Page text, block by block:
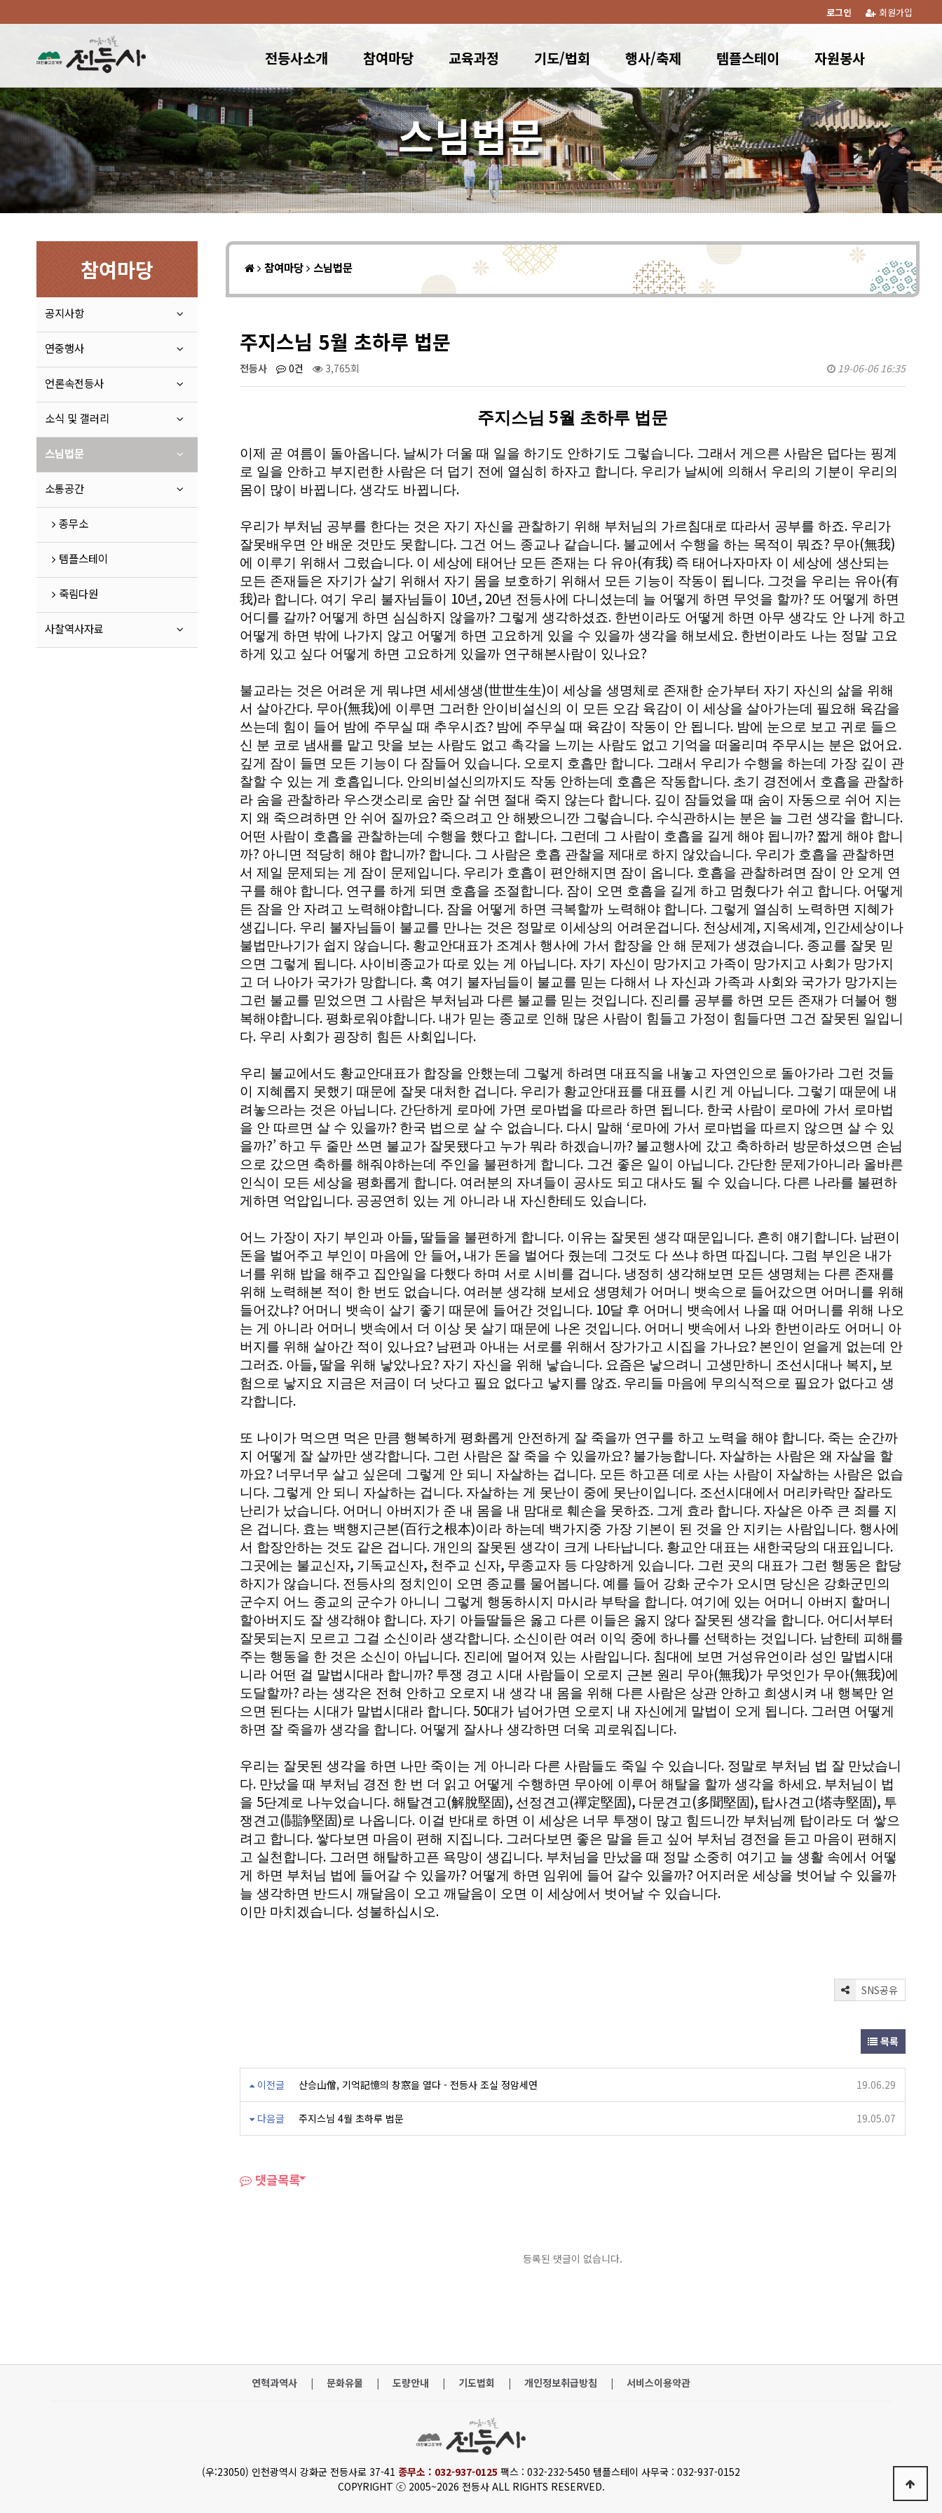
회원가입
로그인
전등사소개 참여마당 교육과정 기도/법회 행사/축제 템플스테이 자원봉사
스님법문
참여마당
공지사항
연중행사
언론속전등사
소식 및 갤러리
스님법문
소통공간
종무소
템플스테이
죽림다원
사찰역사자료
참여마당 스님법문
주지스님 5월 초하루 법문
전등사 0건 3,765회 19-06-06 16:35
주지스님 5월 초하루 법문
이제 곧 여름이 돌아옵니다. 날씨가 더울 때 일을 하기도 안하기도 그렇습니다. 그래서 게으른 사람은 덥다는 핑계
로 일을 안하고 부지런한 사람은 더 덥기 전에 열심히 하자고 합니다. 우리가 날씨에 의해서 우리의 기분이 우리의
몸이 많이 바뀝니다. 생각도 바뀝니다.
우리가 부처님 공부를 한다는 것은 자기 자신을 관찰하기 위해 부처님의 가르침대로 따라서 공부를 하죠. 우리가
잘못배우면 안 배운 것만도 못합니다. 그건 어느 종교나 같습니다. 불교에서 수행을 하는 목적이 뭐죠? 무아(無我)
에 이루기 위해서 그렀습니다. 이 세상에 태어난 모든 존재는 다 유아(有我) 즉 태어나자마자 이 세상에 생산되는
모든 존재들은 자기가 살기 위해서 자기 몸을 보호하기 위해서 모든 기능이 작동이 됩니다. 그것을 우리는 유아(有
我)라 합니다. 여기 우리 불자님들이 10년 , 20년 전등사에 다니셨는데 늘 어떻게 하면 무엇을 할까? 또 어떻게 하면
어디를 갈까? 어떻게 하면 심심하지 않을까? 그렇게 생각하셨죠. 한번이라도 어떻게 하면 아무 생각도 안 나게 하고
어떻게 하면 밖에 나가지 않고 어떻게 하면 고요하게 있을 수 있을까 생각을 해보세요. 한번이라도 나는 정말 고요
하게 있고 싶다 어떻게 하면 고요하게 있을까 연구해본사람이 있나요?
불교라는 것은 어려운 게 뭐냐면 세세생생(世世生生)이 세상을 생명체로 존재한 순가부터 자기 자신의 삶을 위해
서 살아간다. 무아(無我)에 이루면 그러한 안이비설신의 이 모든 오감 육감이 이 세상을 살아가는데 필요해 육감을
쓰는데 힘이 들어 밤에 주무실 때 추우시죠? 밤에 주무실 때 육감이 작동이 안 됩니다. 밤에 눈으로 보고 귀로 들으
신 분 코로 냄새를 맡고 맛을 보는 사람도 없고 촉각을 느끼는 사람도 없고 기억을 떠올리며 주무시는 분은 없어요.
깊게 잠이 들면 모든 기능이 다 잠들어 있습니다. 오로지 호흡만 합니다. 그래서 우리가 수행을 하는데 가장 깊이 관
찰할 수 있는 게 호흡입니다. 안의비설신의까지도 작동 안하는데 호흡은 작동합니다. 초기 경전에서 호흡을 관찰하
라 숨을 관찰하라 우스갯소리로 숨만 잘 쉬면 절대 죽지 않는다 합니다. 깊이 잠들었을 때 숨이 자동으로 쉬어 지는
지 왜 죽으려하면 안 쉬어 질까요? 죽으려고 안 해봤으니깐 그렇습니다. 수식관하시는 분은 늘 그런 생각을 합니다.
어떤 사람이 호흡을 관찰하는데 수행을 했다고 합니다. 그런데 그 사람이 호흡을 길게 해야 됩니까? 짧게 해야 합니
까? 아니면 적당히 해야 합니까? 합니다. 그 사람은 호흡 관찰을 제대로 하지 않았습니다. 우리가 호흡을 관찰하면
서 제일 문제되는 게 잠이 문제입니다. 우리가 호흡이 편안해지면 잠이 옵니다. 호흡을 관찰하려면 잠이 안 오게 연
구를 해야 합니다. 연구를 하게 되면 호흡을 조절합니다. 잠이 오면 호흡을 길게 하고 멈췄다가 쉬고 합니다. 어떻게
든 잠을 안 자려고 노력해야합니다. 잠을 어떻게 하면 극복할까 노력해야 합니다. 그렇게 열심히 노력하면 지혜가
생깁니다. 우리 불자님들이 불교를 만나는 것은 정말로 이세상의 어려운겁니다. 천상세계 , 지옥세계 , 인간세상이나
불법만나기가 쉽지 않습니다. 황교안대표가 조계사 행사에 가서 합장을 안 해 문제가 생겼습니다. 종교를 잘못 믿
으면 그렇게 됩니다. 사이비종교가 따로 있는 게 아닙니다. 자기 자신이 망가지고 가족이 망가지고 사회가 망가지
고 더 나아가 국가가 망합니다. 혹 여기 불자님들이 불교를 믿는 다해서 나 자신과 가족과 사회와 국가가 망가지는
그런 불교를 믿었으면 그 사람은 부처님과 다른 불교를 믿는 것입니다. 진리를 공부를 하면 모든 존재가 더불어 행
복해야합니다. 평화로워야합니다. 내가 믿는 종교로 인해 많은 사람이 힘들고 가정이 힘들다면 그건 잘못된 일입니
다. 우리 사회가 굉장히 힘든 사회입니다.
우리 불교에서도 황교안대표가 합장을 안했는데 그렇게 하려면 대표직을 내놓고 자연인으로 돌아가라 그런 것들
이 지혜롭지 못했기 때문에 잘못 대처한 겁니다. 우리가 황교안대표를 대표를 시킨 게 아닙니다. 그렇기 때문에 내
려놓으라는 것은 아닙니다. 간단하게 로마에 가면 로마법을 따르라 하면 됩니다. 한국 사람이 로마에 가서 로마법
을 안 따르면 살 수 있을까? 한국 법으로 살 수 없습니다. 다시 말해 ‘로마에 가서 로마법을 따르지 않으면 살 수 있
을까?’ 하고 두 줄만 쓰면 불교가 잘못됐다고 누가 뭐라 하겠습니까? 불교행사에 갔고 축하하러 방문하셨으면 손님
으로 갔으면 축하를 해줘야하는데 주인을 불편하게 합니다. 그건 좋은 일이 아닙니다. 간단한 문제가아니라 올바른
인식이 모든 세상을 평화롭게 합니다. 여러분의 자녀들이 공사도 되고 대사도 될 수 있습니다. 다른 나라를 불편하
게하면 억압입니다. 공공연히 있는 게 아니라 내 자신한테도 있습니다.
어느 가장이 자기 부인과 아들, 딸들을 불편하게 합니다. 이유는 잘못된 생각 때문입니다. 흔히 얘기합니다. 남편이
돈을 벌어주고 부인이 마음에 안 들어 , 내가 돈을 벌어다 줬는데 그것도 다 쓰냐 하면 따집니다. 그럼 부인은 내가
너를 위해 밥을 해주고 집안일을 다했다 하며 서로 시비를 겁니다. 냉정히 생각해보면 모든 생명체는 다른 존재를
위해 노력해본 적이 한 번도 없습니다. 여러분 생각해 보세요 생명체가 어머니 뱃속으로 들어갔으면 어머니를 위해
들어갔냐? 어머니 뱃속이 살기 좋기 때문에 들어간 것입니다. 10달 후 어머니 뱃속에서 나올 때 어머니를 위해 나오
는 게 아니라 어머니 뱃속에서 더 이상 못 살기 때문에 나온 것입니다. 어머니 뱃속에서 나와 한번이라도 어머니 아
버지를 위해 살아간 적이 있나요? 남편과 아내는 서로를 위해서 장가가고 시집을 가나요? 본인이 얻을게 없는데 안
그러죠. 아들, 딸을 위해 낳았나요? 자기 자신을 위해 낳습니다. 요즘은 낳으려니 고생만하니 조선시대나 복지 , 보
험으로 낳지요 지금은 저금이 더 낫다고 필요 없다고 낳지를 않죠. 우리들 마음에 무의식적으로 필요가 없다고 생
각합니다.
또 나이가 먹으면 먹은 만큼 행복하게 평화롭게 안전하게 잘 죽을까 연구를 하고 노력을 해야 합니다. 죽는 순간까
지 어떻게 잘 살까만 생각합니다. 그런 사람은 잘 죽을 수 있을까요? 불가능합니다. 자살하는 사람은 왜 자살을 할
까요? 너무너무 살고 싶은데 그렇게 안 되니 자살하는 겁니다. 모든 하고픈 데로 사는 사람이 자살하는 사람은 없습
니다. 그렇게 안 되니 자살하는 겁니다. 자살하는 게 못난이 중에 못난이입니다. 조선시대에서 머리카락만 잘라도
난리가 났습니다. 어머니 아버지가 준 내 몸을 내 맘대로 훼손을 못하죠. 그게 효라 합니다. 자살은 아주 큰 죄를 지
은 겁니다. 효는 백행지근본(百行之根本)이라 하는데 백가지중 가장 기본이 된 것을 안 지키는 사람입니다. 행사에
서 합장안하는 것도 같은 겁니다. 개인의 잘못된 생각이 크게 나타납니다. 황교안 대표는 새한국당의 대표입니다.
그곳에는 불교신자, 기독교신자, 천주교 신자, 무종교자 등 다양하게 있습니다. 그런 곳의 대표가 그런 행동은 합당
하지가 않습니다. 전등사의 정치인이 오면 종교를 물어봅니다. 예를 들어 강화 군수가 오시면 당신은 강화군민의
군수지 어느 종교의 군수가 아니니 그렇게 행동하시지 마시라 부탁을 합니다. 여기에 있는 어머니 아버지 할머니
할아버지도 잘 생각해야 합니다. 자기 아들딸들은 옳고 다른 이들은 옳지 않다 잘못된 생각을 합니다. 어디서부터
잘못되는지 모르고 그걸 소신이라 생각합니다. 소신이란 여러 이익 중에 하나를 선택하는 것입니다. 남한테 피해를
주는 행동을 한 것은 소신이 아닙니다. 진리에 멀어져 있는 사람입니다. 침대에 보면 거성유언이라 성인 말법시대
니라 어떤 걸 말법시대라 합니까? 투쟁 경고 시대 사람들이 오로지 근본 원리 무아(無我)가 무엇인가 무아(無我)에
도달할까? 라는 생각은 전혀 안하고 오로지 내 생각 내 몸을 위해 다른 사람은 상관 안하고 희생시켜 내 행복만 얻
으면 된다는 시대가 말법시대라 합니다. 50대가 넘어가면 오로지 내 자신에게 말법이 오게 됩니다. 그러면 어떻게
하면 잘 죽을까 생각을 합니다. 어떻게 잘사나 생각하면 더욱 괴로워집니다.
우리는 잘못된 생각을 하면 나만 죽이는 게 아니라 다른 사람들도 죽일 수 있습니다. 정말로 부처님 법 잘 만났습니
다. 만났을 때 부처님 경전 한 번 더 읽고 어떻게 수행하면 무아에 이루어 해탈을 할까 생각을 하세요. 부처님이 법
을 5단계로 나누었습니다. 해탈견고 (解脫堅固), 선정견고 (禪定堅固), 다문견고 (多聞堅固), 탑사견고 (塔寺堅固), 투
쟁견고 (鬪諍堅固)로 나옵니다. 이걸 반대로 하면 이 세상은 너무 투쟁이 많고 힘드니깐 부처님께 탑이라도 더 쌓으
려고 합니다. 쌓다보면 마음이 편해 지집니다. 그러다보면 좋은 말을 듣고 싶어 부처님 경전을 듣고 마음이 편해지
고 실천합니다. 그러면 해탈하고픈 욕망이 생깁니다. 부처님을 만났을 때 정말 소중히 여기고 늘 생활 속에서 어떻
게 하면 부처님 법에 들어갈 수 있을까? 어떻게 하면 임위에 들어 갈수 있을까? 어지러운 세상을 벗어날 수 있을까
늘 생각하면 반드시 깨달음이 오고 깨달음이 오면 이 세상에서 벗어날 수 있습니다.
이만 마치겠습니다. 성불하십시오.
SNS공유
목록
이전글 산승山僧, 기억記憶의 창窓을 열다 - 전등사 조실 정암세연 19.06.29
다음글 주지스님 4월 초하루 법문 19.05.07
댓글목록
등록된 댓글이 없습니다.
연혁과역사 | 문화유물 | 도량안내 | 기도법회 | 개인정보취급방침 | 서비스이용약관
(우:23050) 인천광역시 강화군 전등사로 37-41 종무소 : 032-937-0125 팩스 : 032-232-5450 템플스테이 사무국 : 032-937-0152
COPYRIGHT ⓒ 2005~2026 전등사 ALL RIGHTS RESERVED.